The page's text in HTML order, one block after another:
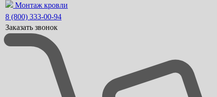
Монтаж кровли
8 (800) 333-00-94
Заказать звонок